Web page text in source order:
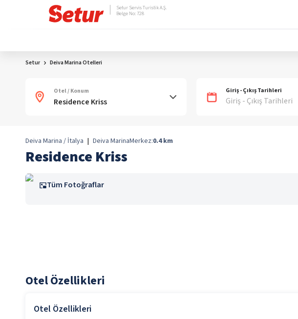
Setur Servis Turistik A.Ş.
Belge No: 728
Setur Deiva Marina Otelleri
Otel / Konum Giriş - Çıkış Tarihleri
Giriş - Çıkış Tarihleri
Deiva Marina / İtalya | Deiva MarinaMerkez:0.4 km
Residence Kriss
Tüm Fotoğraflar
Otel Özellikleri
Otel Özellikleri